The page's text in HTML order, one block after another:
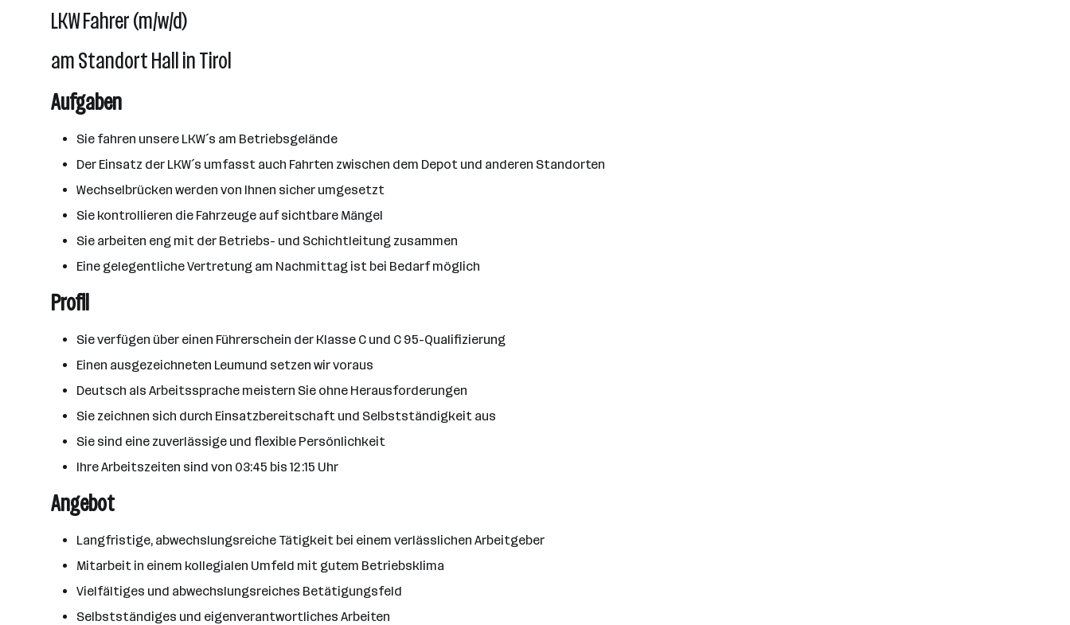
LKW Fahrer (m/w/d)
am Standort Hall in Tirol
Aufgaben
Sie fahren unsere LKW´s am Betriebsgelände
Der Einsatz der LKW´s umfasst auch Fahrten zwischen dem Depot und anderen Standorten
Wechselbrücken werden von Ihnen sicher umgesetzt
Sie kontrollieren die Fahrzeuge auf sichtbare Mängel
Sie arbeiten eng mit der Betriebs- und Schichtleitung zusammen
Eine gelegentliche Vertretung am Nachmittag ist bei Bedarf möglich
Profil
Sie verfügen über einen Führerschein der Klasse C und C 95-Qualifizierung
Einen ausgezeichneten Leumund setzen wir voraus
Deutsch als Arbeitssprache meistern Sie ohne Herausforderungen
Sie zeichnen sich durch Einsatzbereitschaft und Selbstständigkeit aus
Sie sind eine zuverlässige und flexible Persönlichkeit
Ihre Arbeitszeiten sind von 03:45 bis 12:15 Uhr
Angebot
Langfristige, abwechslungsreiche Tätigkeit bei einem verlässlichen Arbeitgeber
Mitarbeit in einem kollegialen Umfeld mit gutem Betriebsklima
Vielfältiges und abwechslungsreiches Betätigungsfeld
Selbstständiges und eigenverantwortliches Arbeiten